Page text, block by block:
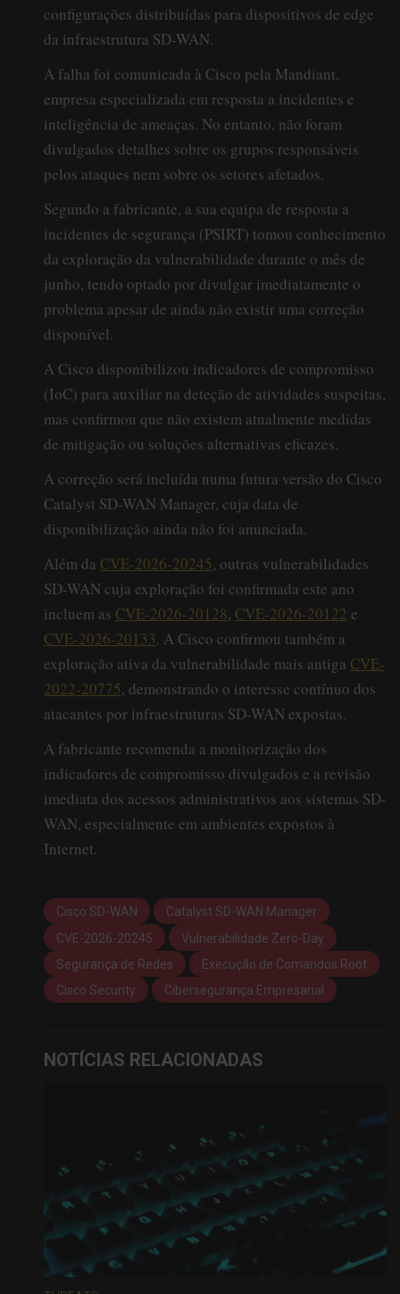
configurações distribuídas para dispositivos de edge
da infraestrutura SD-WAN.
A falha foi comunicada à Cisco pela Mandiant,
empresa especializada em resposta a incidentes e
inteligência de ameaças. No entanto, não foram
divulgados detalhes sobre os grupos responsáveis
pelos ataques nem sobre os setores afetados.
Segundo a fabricante, a sua equipa de resposta a
incidentes de segurança (PSIRT) tomou conhecimento
da exploração da vulnerabilidade durante o mês de
junho, tendo optado por divulgar imediatamente o
problema apesar de ainda não existir uma correção
disponível.
A Cisco disponibilizou indicadores de compromisso
(IoC) para auxiliar na deteção de atividades suspeitas,
mas confirmou que não existem atualmente medidas
de mitigação ou soluções alternativas eficazes.
A correção será incluída numa futura versão do Cisco
Catalyst SD-WAN Manager, cuja data de
disponibilização ainda não foi anunciada.
Além da CVE-2026-20245, outras vulnerabilidades
SD-WAN cuja exploração foi confirmada este ano
incluem as CVE-2026-20128, CVE-2026-20122 e
CVE-2026-20133. A Cisco confirmou também a
exploração ativa da vulnerabilidade mais antiga CVE-
2022-20775, demonstrando o interesse contínuo dos
atacantes por infraestruturas SD-WAN expostas.
A fabricante recomenda a monitorização dos
indicadores de compromisso divulgados e a revisão
imediata dos acessos administrativos aos sistemas SD-
WAN, especialmente em ambientes expostos à
Internet.
Cisco SD-WAN
Catalyst SD-WAN Manager
CVE-2026-20245
Vulnerabilidade Zero-Day
Segurança de Redes
Execução de Comandos Root
Cisco Security
Cibersegurança Empresarial
NOTÍCIAS RELACIONADAS